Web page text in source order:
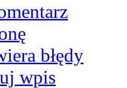
błędy
wpis